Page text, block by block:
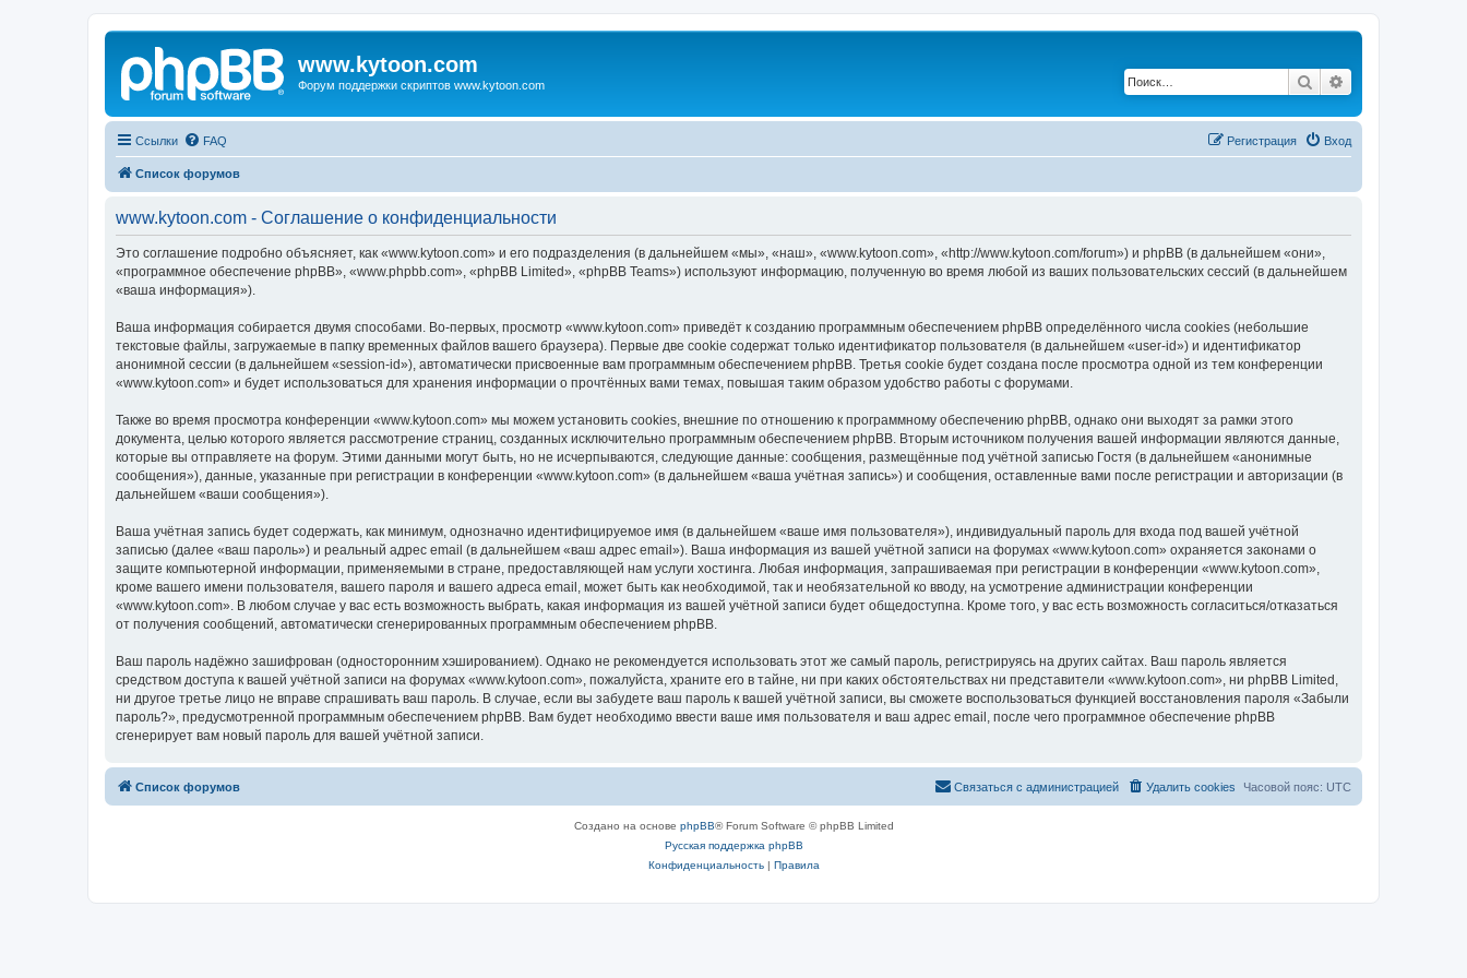
www.kytoon.com
Форум поддержки скриптов www.kytoon.com Поиск
Ссылки FAQ Вход
Регистрация
Список форумов
www.kytoon.com - Соглашение о конфиденциальности
Это соглашение подробно объясняет, как «www.kytoon.com» и его подразделения (в дальнейшем «мы», «наш», «www.kytoon.com», «http://www.kytoon.com/forum») и phpBB (в дальнейшем «они»,
«программное обеспечение phpBB», «www.phpbb.com», «phpBB Limited», «phpBB Teams») используют информацию, полученную во время любой из ваших пользовательских сессий (в дальнейшем
«ваша информация»).
Ваша информация собирается двумя способами. Во-первых, просмотр «www.kytoon.com» приведёт к созданию программным обеспечением phpBB определённого числа cookies (небольшие
текстовые файлы, загружаемые в папку временных файлов вашего браузера). Первые две cookie содержат только идентификатор пользователя (в дальнейшем «user-id») и идентификатор
анонимной сессии (в дальнейшем «session-id»), автоматически присвоенные вам программным обеспечением phpBB. Третья cookie будет создана после просмотра одной из тем конференции
«www.kytoon.com» и будет использоваться для хранения информации о прочтённых вами темах, повышая таким образом удобство работы с форумами.
Также во время просмотра конференции «www.kytoon.com» мы можем установить cookies, внешние по отношению к программному обеспечению phpBB, однако они выходят за рамки этого
документа, целью которого является рассмотрение страниц, созданных исключительно программным обеспечением phpBB. Вторым источником получения вашей информации являются данные,
которые вы отправляете на форум. Этими данными могут быть, но не исчерпываются, следующие данные: сообщения, размещённые под учётной записью Гостя (в дальнейшем «анонимные
сообщения»), данные, указанные при регистрации в конференции «www.kytoon.com» (в дальнейшем «ваша учётная запись») и сообщения, оставленные вами после регистрации и авторизации (в
дальнейшем «ваши сообщения»).
Ваша учётная запись будет содержать, как минимум, однозначно идентифицируемое имя (в дальнейшем «ваше имя пользователя»), индивидуальный пароль для входа под вашей учётной
записью (далее «ваш пароль») и реальный адрес email (в дальнейшем «ваш адрес email»). Ваша информация из вашей учётной записи на форумах «www.kytoon.com» охраняется законами о
защите компьютерной информации, применяемыми в стране, предоставляющей нам услуги хостинга. Любая информация, запрашиваемая при регистрации в конференции «www.kytoon.com»,
кроме вашего имени пользователя, вашего пароля и вашего адреса email, может быть как необходимой, так и необязательной ко вводу, на усмотрение администрации конференции
«www.kytoon.com». В любом случае у вас есть возможность выбрать, какая информация из вашей учётной записи будет общедоступна. Кроме того, у вас есть возможность согласиться/отказаться
от получения сообщений, автоматически сгенерированных программным обеспечением phpBB.
Ваш пароль надёжно зашифрован (односторонним хэшированием). Однако не рекомендуется использовать этот же самый пароль, регистрируясь на других сайтах. Ваш пароль является
средством доступа к вашей учётной записи на форумах «www.kytoon.com», пожалуйста, храните его в тайне, ни при каких обстоятельствах ни представители «www.kytoon.com», ни phpBB Limited,
ни другое третье лицо не вправе спрашивать ваш пароль. В случае, если вы забудете ваш пароль к вашей учётной записи, вы сможете воспользоваться функцией восстановления пароля «Забыли
пароль?», предусмотренной программным обеспечением phpBB. Вам будет необходимо ввести ваше имя пользователя и ваш адрес email, после чего программное обеспечение phpBB
сгенерирует вам новый пароль для вашей учётной записи.
Список форумов Часовой пояс: UTC
Удалить cookies
Связаться с администрацией
Создано на основе phpBB® Forum Software © phpBB Limited
Русская поддержка phpBB
Конфиденциальность| Правила